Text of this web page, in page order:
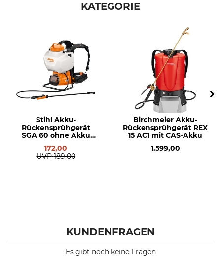
KATEGORIE
Stihl Akku-
Rückensprühgerät
SGA 60 ohne Akku
172,00
UVP 189,00
Birchmeier Akku-
Rückensprühgerät REX
15 AC1 mit CAS-Akku
1.599,00
KUNDENFRAGEN
Es gibt noch keine Fragen